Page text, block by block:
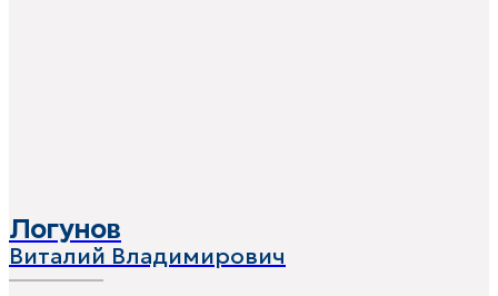
Логунов
Виталий Владимирович